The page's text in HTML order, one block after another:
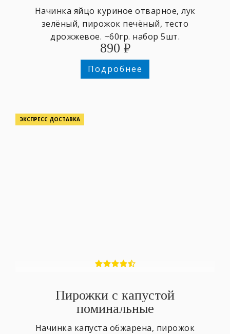
Начинка яйцо куриное отварное, лук
зелёный, пирожок печёный, тесто
дрожжевое. ~60гр. набор 5шт.
890 ₽
Подробнее
ЭКСПРЕСС ДОСТАВКА
Пирожки с капустой
поминальные
Начинка капуста обжарена, пирожок